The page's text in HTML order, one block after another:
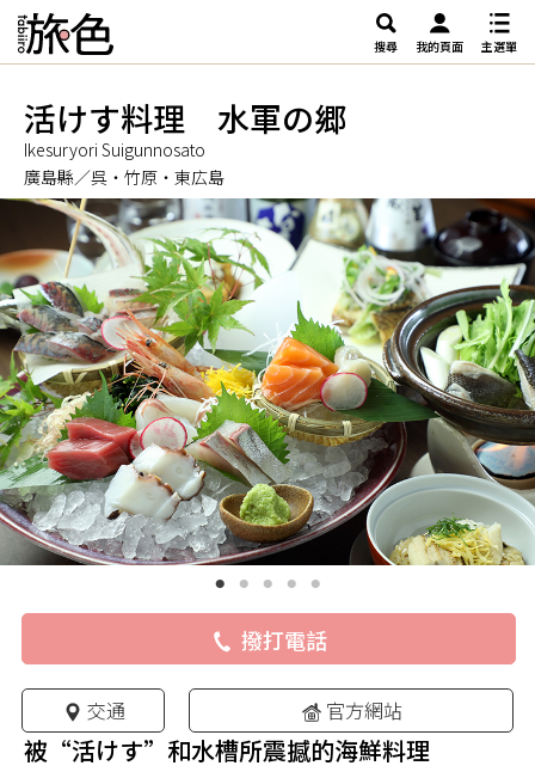
搜尋 我的頁面 主選單
活けす料理 水軍の郷
Ikesuryori Suigunnosato
廣島縣／呉・竹原・東広島
撥打電話
交通 官方網站
被“活けす”和水槽所震撼的海鮮料理